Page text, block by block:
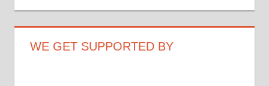
WE GET SUPPORTED BY